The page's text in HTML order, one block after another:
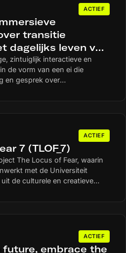
opnieuw kritisch te
ACTIEF
transitie
dagelijks leven van
in een wijk
zintuiglijk interactieve en
de vorm van een ei die
en gesprek over
Bezoekers kunnen
het ei zintuiglijk ervaren.
EGG op warmte, licht en
een responsief en deels
dat spontane ontmoetingen
over transities in de
Publieke Waarden voor
gehanteerd als kader
Kunst en performance
hebben op empathie,
ACTIEF
7 (TLOF_7)
The Locus of Fear, waarin
met de Universiteit
de culturele en creatieve
helpen om angstervaringen
ACTIEF
embrace the